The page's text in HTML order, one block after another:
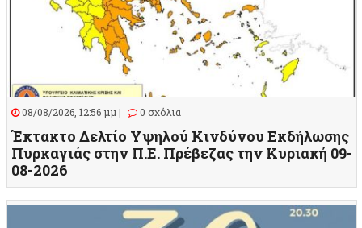
08/08/2026, 12:56 μμ | 0 σχόλια
Έκτακτο Δελτίο Υψηλού Κινδύνου Εκδήλωσης
Πυρκαγιάς στην Π.Ε. Πρέβεζας την Κυριακή 09-
08-2026